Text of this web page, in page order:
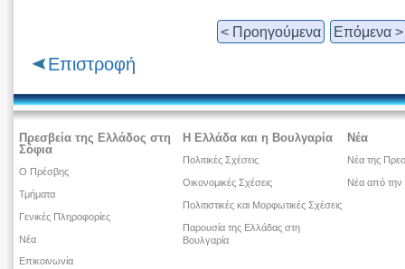
< Προηγούμενα Επόμενα >
Επιστροφή
Πρεσβεία της Ελλάδος στη
Σόφια
Ο Πρέσβης
Τμήματα
Γενικές Πληροφορίες
Νέα
Επικοινωνία
Η Ελλάδα και η Βουλγαρία
Πολιτικές Σχέσεις
Οικονομικές Σχέσεις
Πολιτιστικές και Μορφωτικές Σχέσεις
Παρουσία της Ελλάδας στη
Βουλγαρία
Νέα
Νέα της
Νέα από την